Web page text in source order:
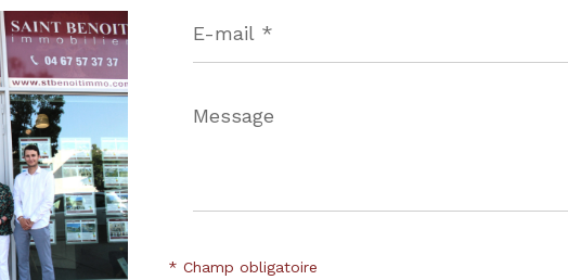
mail
*
Message
*
* Champ obligatoire